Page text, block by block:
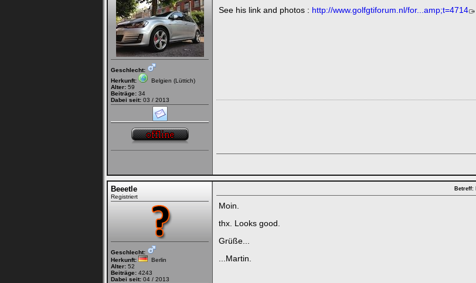
Geschlecht:
Herkunft:
Belgien (Lüttich)
Alter: 59
Beiträge: 34
Dabei seit: 03 / 2013
See his link and photos : http://www.golfgtiforum.nl/for...amp;t=4714
Beeetle
Registriert
Geschlecht:
Herkunft:
Berlin
Alter: 52
Beiträge: 4243
Dabei seit: 04 / 2013
Betreff:
Moin.
thx. Looks good.
Grüße...
...Martin.